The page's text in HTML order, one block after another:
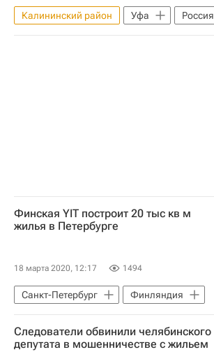
Калининский район Уфа
Россия
Обманутые дольщики в России
Финская YIT построит 20 тыс кв м
жилья в Петербурге
18 марта 2020, 12:17 1494
Санкт-Петербург
Финляндия
Жилье
Строительство
Девелоперы
Следователи обвинили челябинского
депутата в мошенничестве с жильем